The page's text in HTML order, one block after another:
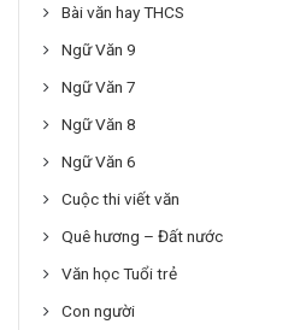
Bài văn hay THCS
Ngữ Văn 9
Ngữ Văn 7
Ngữ Văn 8
Ngữ Văn 6
Cuộc thi viết văn
Quê hương – Đất nước
Văn học Tuổi trẻ
Con người